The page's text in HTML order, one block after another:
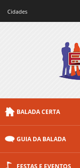
Cidades
Curitiba
Porto Alegre
Floripa
BALADA CERTA
GUIA DA BALADA
FESTAS E EVENTOS